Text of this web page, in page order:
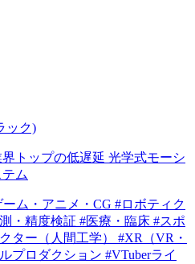
ック)
トップの低遅延 光学式モーシ
ム
ーム・アニメ・CG #ロボティク
・精度検証 #医療・臨床 #スポ
ター（人間工学）
#XR（VR・
プロダクション #VTuberライ